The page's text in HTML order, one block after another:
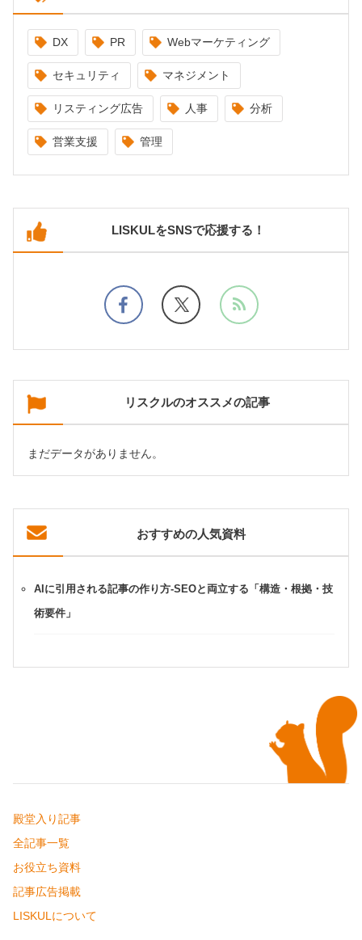
DX PR Webマーケティング
セキュリティ マネジメント
リスティング広告 人事 分析
営業支援 管理
LISKULをSNSで応援する！
リスクルのオススメの記事
まだデータがありません。
おすすめの人気資料
AIに引用される記事の作り方-SEOと両立する「構造・根拠・技
術要件」
殿堂入り記事
全記事一覧
お役立ち資料
記事広告掲載
LISKULについて